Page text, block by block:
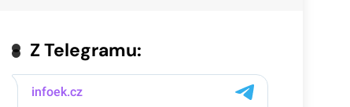
Z Telegramu: